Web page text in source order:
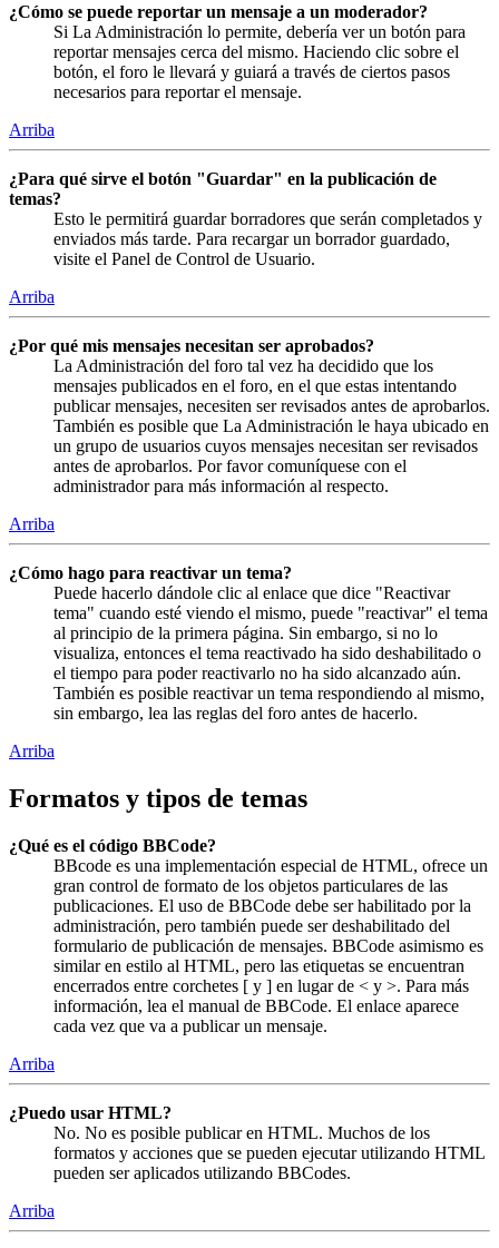
¿Cómo se puede reportar un mensaje a un moderador?
Si La Administración lo permite, debería ver un botón para
reportar mensajes cerca del mismo. Haciendo clic sobre el
botón, el foro le llevará y guiará a través de ciertos pasos
necesarios para reportar el mensaje.
Arriba
¿Para qué sirve el botón "Guardar" en la publicación de
temas?
Esto le permitirá guardar borradores que serán completados y
enviados más tarde. Para recargar un borrador guardado,
visite el Panel de Control de Usuario.
Arriba
¿Por qué mis mensajes necesitan ser aprobados?
La Administración del foro tal vez ha decidido que los
mensajes publicados en el foro, en el que estas intentando
publicar mensajes, necesiten ser revisados antes de aprobarlos.
También es posible que La Administración le haya ubicado en
un grupo de usuarios cuyos mensajes necesitan ser revisados
antes de aprobarlos. Por favor comuníquese con el
administrador para más información al respecto.
Arriba
¿Cómo hago para reactivar un tema?
Puede hacerlo dándole clic al enlace que dice "Reactivar
tema" cuando esté viendo el mismo, puede "reactivar" el tema
al principio de la primera página. Sin embargo, si no lo
visualiza, entonces el tema reactivado ha sido deshabilitado o
el tiempo para poder reactivarlo no ha sido alcanzado aún.
También es posible reactivar un tema respondiendo al mismo,
sin embargo, lea las reglas del foro antes de hacerlo.
Arriba
Formatos y tipos de temas
¿Qué es el código BBCode?
BBcode es una implementación especial de HTML, ofrece un
gran control de formato de los objetos particulares de las
publicaciones. El uso de BBCode debe ser habilitado por la
administración, pero también puede ser deshabilitado del
formulario de publicación de mensajes. BBCode asimismo es
similar en estilo al HTML, pero las etiquetas se encuentran
encerrados entre corchetes [ y ] en lugar de < y >. Para más
información, lea el manual de BBCode. El enlace aparece
cada vez que va a publicar un mensaje.
Arriba
¿Puedo usar HTML?
No. No es posible publicar en HTML. Muchos de los
formatos y acciones que se pueden ejecutar utilizando HTML
pueden ser aplicados utilizando BBCodes.
Arriba